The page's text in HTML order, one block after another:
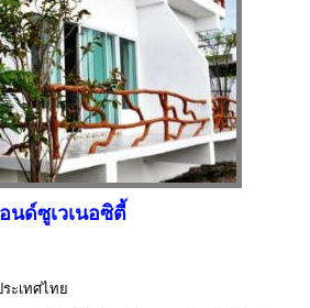
นด์ซูเวเนอซิตี้
ะเทศไทย